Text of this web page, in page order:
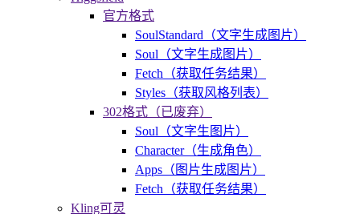
官方格式
SoulStandard（文字生成图片）
Soul（文字生成图片）
Fetch（获取任务结果）
Styles（获取风格列表）
302格式（已废弃）
Soul（文字生图片）
Character（生成角色）
Apps（图片生成图片）
Fetch（获取任务结果）
Kling可灵